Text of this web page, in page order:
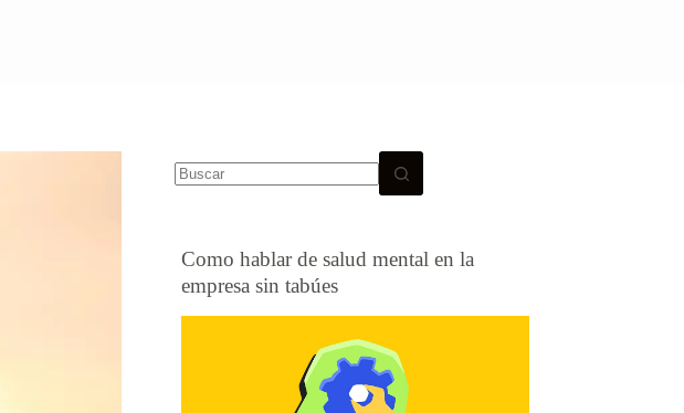
Como hablar de salud mental en la
empresa sin tabúes